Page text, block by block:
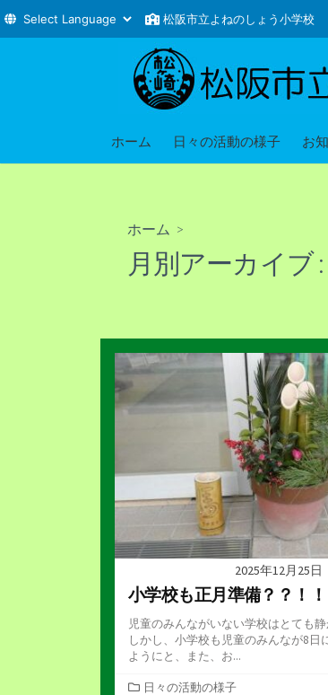
へ
松阪市立よねのしょう小学校
ホーム 日々の活動の様子 お
ホーム >
月別アーカイブ :
2025年12月25日
小学校も正月準備？？！！
児童のみんながいない学校はとても静
しかし、小学校も児童のみんなが8日
ようにと、また、お...
カ日々の活動の様子